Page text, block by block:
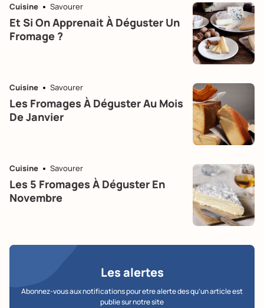
Cuisine Savourer
Et Si On Apprenait À Déguster Un
Fromage ?
Cuisine Savourer
Les Fromages À Déguster Au Mois
De Janvier
Cuisine Savourer
Les 5 Fromages À Déguster En
Novembre
Les alertes
Abonnez-vous aux notifications pour etre alerte des qu’un article est
publie sur notre site